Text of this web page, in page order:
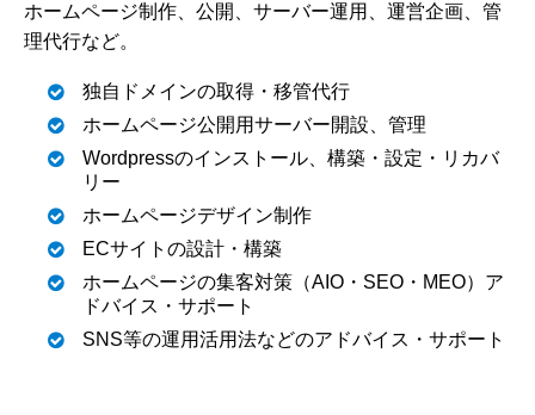
ホームページ制作、公開、サーバー運用、運営企画、管
理代行など。
独自ドメインの取得・移管代行
ホームページ公開用サーバー開設、管理
Wordpressのインストール、構築・設定・リカバ
リー
ホームページデザイン制作
ECサイトの設計・構築
ホームページの集客対策（AIO・SEO・MEO）ア
ドバイス・サポート
SNS等の運用活用法などのアドバイス・サポート